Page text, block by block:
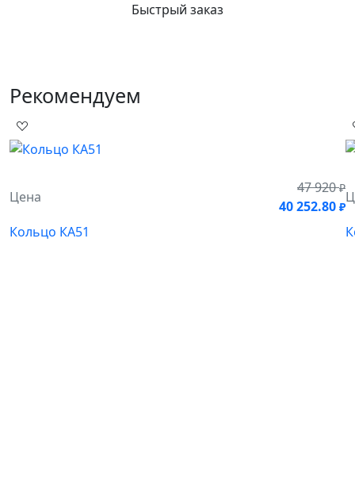
Быстрый заказ
Рекомендуем
Цена
47 920₽
40 252.80 ₽
Кольцо КА51